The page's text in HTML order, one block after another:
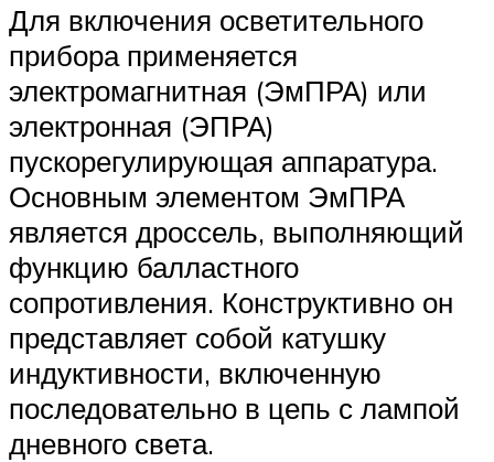
Для включения осветительного
прибора применяется
электромагнитная (ЭмПРА) или
электронная (ЭПРА)
пускорегулирующая аппаратура.
Основным элементом ЭмПРА
является дроссель, выполняющий
функцию балластного
сопротивления. Конструктивно он
представляет собой катушку
индуктивности, включенную
последовательно в цепь с лампой
дневного света.